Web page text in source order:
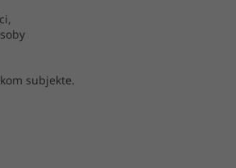
subjekte.